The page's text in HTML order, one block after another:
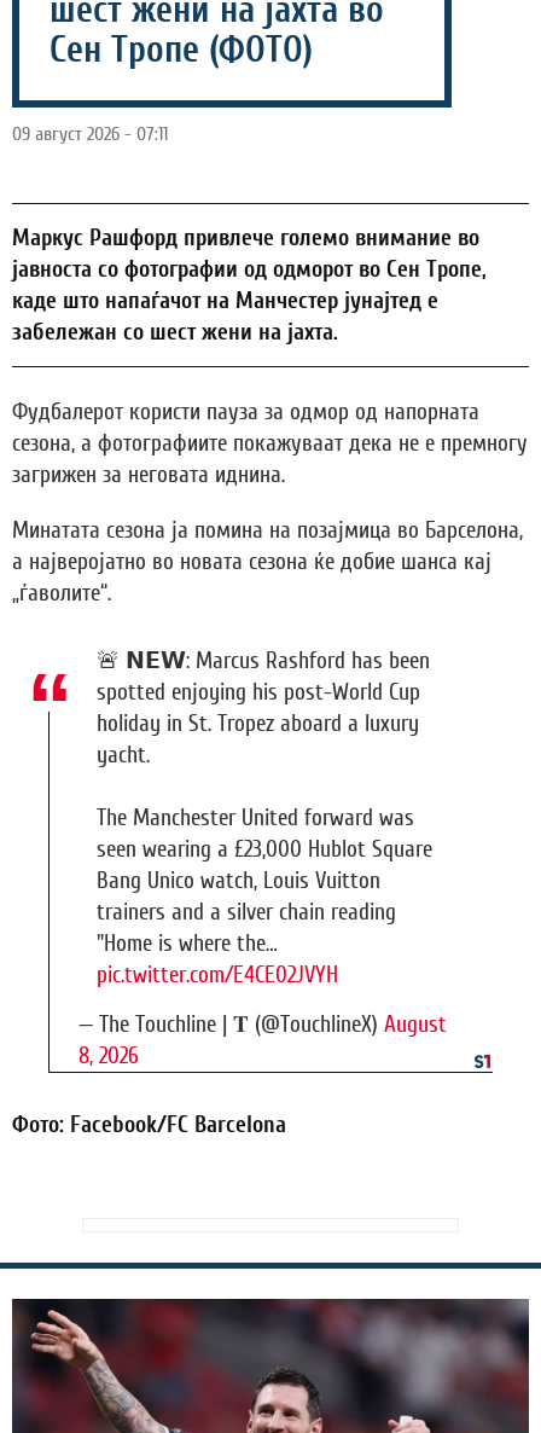
шест жени на јахта во
Сен Тропе (ФОТО)
09 август 2026 - 07:11
Маркус Рашфорд привлече големо внимание во
јавноста со фотографии од одморот во Сен Тропе,
каде што напаѓачот на Манчестер јунајтед е
забележан со шест жени на јахта.
Фудбалерот користи пауза за одмор од напорната
сезона, а фотографиите покажуваат дека не е премногу
загрижен за неговата иднина.
Минатата сезона ја помина на позајмица во Барселона,
а најверојатно во новата сезона ќе добие шанса кај
„ѓаволите“.
🚨 𝗡𝗘𝗪: Marcus Rashford has been
spotted enjoying his post-World Cup
holiday in St. Tropez aboard a luxury
yacht.
The Manchester United forward was
seen wearing a £23,000 Hublot Square
Bang Unico watch, Louis Vuitton
trainers and a silver chain reading
"Home is where the…
pic.twitter.com/E4CE02JVYH
— The Touchline | 𝐓 (@TouchlineX) August
8, 2026
Фото: Facebook/FC Barcelona